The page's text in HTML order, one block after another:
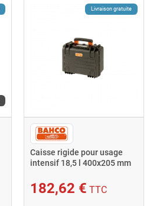
Livraison gratuite
Caisse rigide pour usage
intensif 18,5 l 400x205 mm
182,62 € TTC